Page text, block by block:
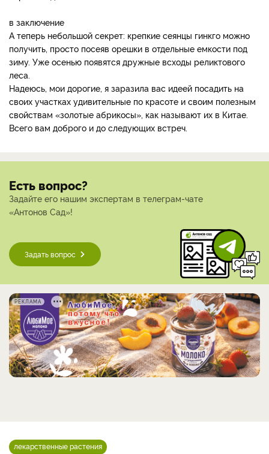
в заключение
А теперь небольшой секрет: крепкие сеянцы гинкго можно
получить, просто посеяв орешки в отдельные емкости под
зиму. Уже осенью появятся дружные всходы реликтового
леса.
Надеюсь, мои дорогие, я заразила вас идеей посадить на
своих участках удивительные по красоте и своим полезным
свойствам «золотые абрикосы», как называют их в Китае.
Всего вам доброго и до следующих встреч.
Есть вопрос?
Задайте его нашим экспертам в телеграм-чате
«Антонов Сад»!
Задать вопрос
РЕКЛАМА
лекарственные растения